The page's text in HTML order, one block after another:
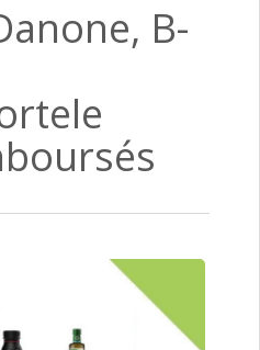
B-